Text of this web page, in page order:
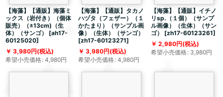
【海藻】【通販】海藻ミ
ックス（岩付き）（個体
販売）（±13cm)（生
体）（サンゴ）
[ah17-
60125020]
3,980円(税込)
希望小売価格: 4,980円
【海藻】【通販】タカノ
ハヅタ（フェザー）（１
かたまり）（サンプル画
像）（生体）（サンゴ）
[zh17-60123271]
3,980円(税込)
希望小売価格: 4,980円
【海藻】【通販】イチノ
リsp.（１個）（サンプ
ル画像）（生体）（サン
ゴ）
[zh17-60123261]
2,980円(税込)
希望小売価格: 3,980円